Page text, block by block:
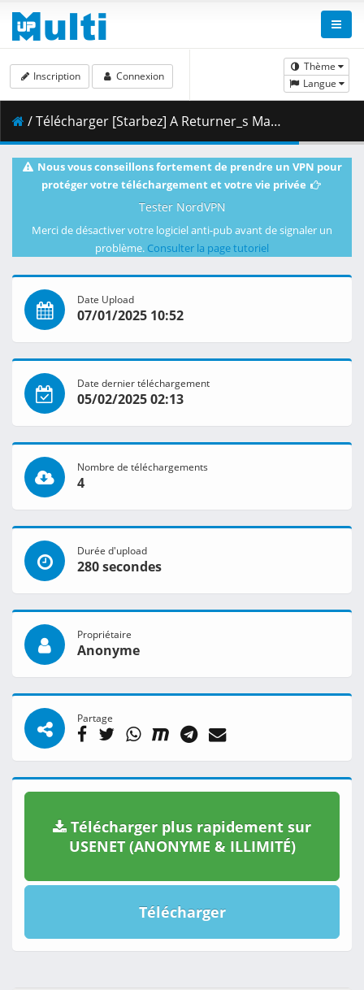
Thème
Langue
Inscription Connexion
/ Télécharger [Starbez] A Returner_s Magic Should Be Special - S01E06 [BD 1080p x265 10bit FLAC-AAC][21D0E239].mkv.003 ( 394.21 MB )
Nous vous conseillons fortement de prendre un VPN pour
protéger votre téléchargement et votre vie privée
Tester NordVPN
Merci de désactiver votre logiciel anti-pub avant de signaler un
problème. Consulter la page tutoriel
Date Upload
07/01/2025 10:52
Date dernier téléchargement
05/02/2025 02:13
Nombre de téléchargements
4
Durée d'upload
280 secondes
Propriétaire
Anonyme
Partage
Télécharger plus rapidement sur
USENET (ANONYME & ILLIMITÉ)
Télécharger